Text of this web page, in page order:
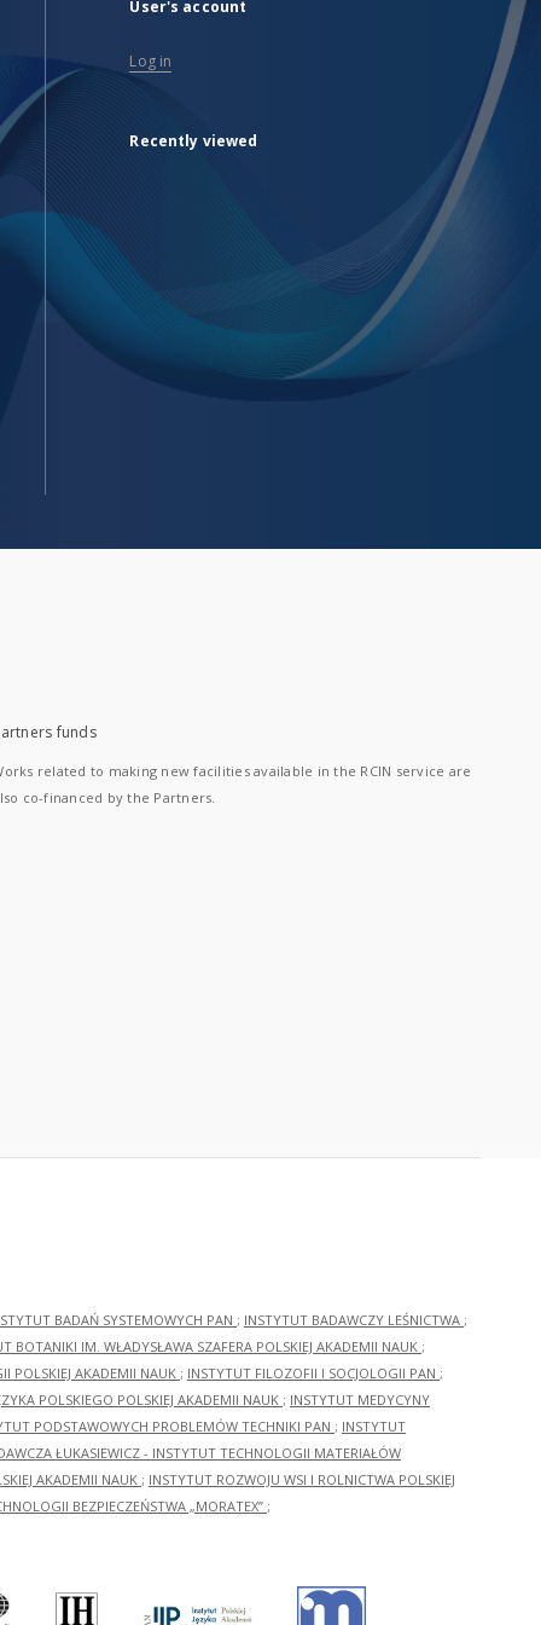
User's account
Log in
Recently viewed
funds
related to making new facilities available in the RCIN service are
co-financed by the Partners.
BADAŃ SYSTEMOWYCH PAN ; INSTYTUT BADAWCZY LEŚNICTWA ;
BOTANIKI IM. WŁADYSŁAWA SZAFERA POLSKIEJ AKADEMII NAUK ;
POLSKIEJ AKADEMII NAUK ; INSTYTUT FILOZOFII I SOCJOLOGII PAN ;
POLSKIEGO POLSKIEJ AKADEMII NAUK ; INSTYTUT MEDYCYNY
PODSTAWOWYCH PROBLEMÓW TECHNIKI PAN ; INSTYTUT
ŁUKASIEWICZ - INSTYTUT TECHNOLOGII MATERIAŁÓW
AKADEMII NAUK ; INSTYTUT ROZWOJU WSI I ROLNICTWA POLSKIEJ
BEZPIECZEŃSTWA „MORATEX” ;